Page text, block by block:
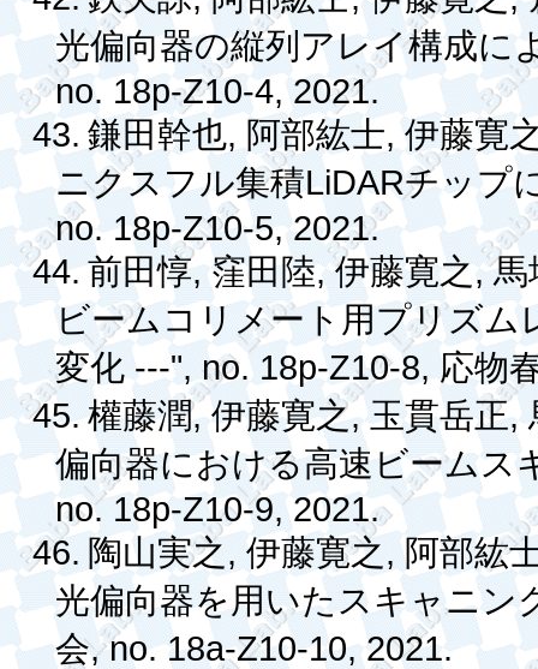
光偏向器の縦列アレイ構成に
no. 18p-Z10-4, 2021.
43. 鎌田幹也,阿部紘士,伊藤寛
ニクスフル集積LiDARチップ
no. 18p-Z10-5, 2021.
44.前田惇,窪田陸,伊藤寛之,馬
ビームコリメート用プリズム
変化---", no. 18p-Z10-8, 応物
45.權藤潤,伊藤寛之,玉貫岳正,
偏向器における高速ビームス
no. 18p-Z10-9, 2021.
46. 陶山実之,伊藤寛之,阿部紘
光偏向器を用いたスキャニン
会, no. 18a-Z10-10, 2021.